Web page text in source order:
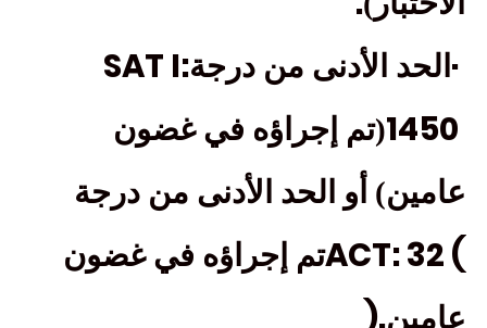
· الحد الأدنى من درجةSAT I:
1450(تم إجراؤه في غضون
عامين) أو الحد الأدنى من درجة
ACT: 32 (تم إجراؤه في غضون
عامين).